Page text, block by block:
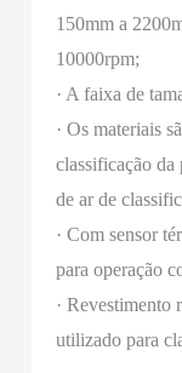
150mm a
10000rpm;
· A faixa de
· Os materiais
classificação
de ar de
· Com sensor
para operação
· Revestimento
utilizado para